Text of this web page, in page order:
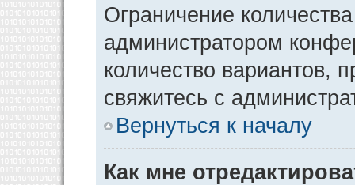
Ограничение
администратором
количество вариантов,
свяжитесь с
Вернуться к началу
Как мне